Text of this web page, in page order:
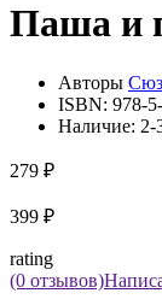
Паша и
Авторы
ISBN: 978-
Наличие: 2-
279 ₽
399 ₽
rating
(0 отзывов)